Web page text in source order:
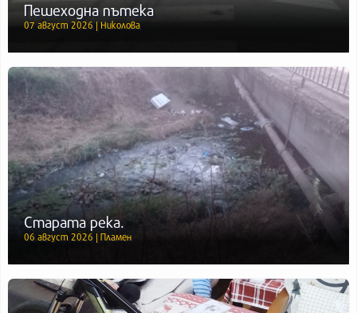
Пешеходна пътека
07 август 2026 | Николова
Старата река.
06 август 2026 | Пламен